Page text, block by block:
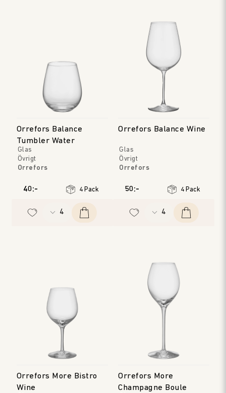
Orrefors Balance
Tumbler Water
Glas
Övrigt
Orrefors
40:- 4 Pack
Orrefors Balance Wine
Glas
Övrigt
Orrefors
50:- 4 Pack
Orrefors More Bistro
Wine
Orrefors More
Champagne Boule